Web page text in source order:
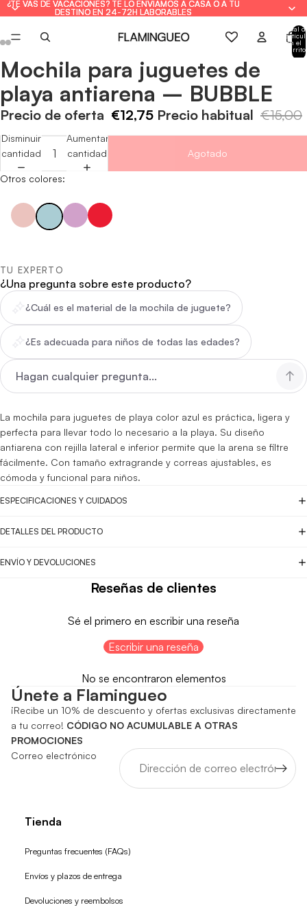
¿TE VAS DE VACACIONES? TE LO ENVIAMOS A CASA O A TU
DESTINO EN 24-72H LABORABLES
¿TE VAS DE VACACIONES? TE LO ENVIAMOS A CASA O A TU
DESTINO EN 24-72H LABORABLES
Total
en el
carrito:
Abrir
imagen
a
pantalla
Abrir
imagen
a
pantalla
Abrir
imagen
a
pantalla
Abrir
imagen
a
pantalla
Abrir
imagen
a
pantalla
Abrir
imagen
a
pantalla
Mochila para juguetes de
playa antiarena – BUBBLE
Precio de oferta €12,75 Precio habitual €15,00
Disminuir
cantidad
Aumentar
cantidad
Agotado
Otros colores:
TU EXPERTO
¿Una pregunta sobre este producto?
¿Cuál es el material de la mochila de juguete?
¿Es adecuada para niños de todas las edades?
La mochila para juguetes de playa color azul es práctica, ligera y
perfecta para llevar todo lo necesario a la playa. Su diseño
antiarena con rejilla lateral e inferior permite que la arena se filtre
fácilmente. Con tamaño extragrande y correas ajustables, es
cómoda y funcional para niños.
ESPECIFICACIONES Y CUIDADOS
DETALLES DEL PRODUCTO
ENVÍO Y DEVOLUCIONES
Reseñas de clientes
Sé el primero en escribir una reseña
Escribir una reseña
No se encontraron elementos
Únete a Flamingueo
¡Recibe un 10% de descuento y ofertas exclusivas directamente
a tu correo! CÓDIGO NO ACUMULABLE A OTRAS
PROMOCIONES
Correo electrónico
Tienda
Preguntas frecuentes (FAQs)
Envíos y plazos de entrega
Devoluciones y reembolsos